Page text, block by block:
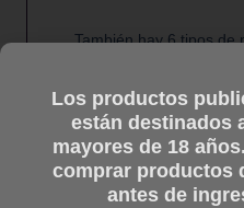
También hay 6 tipos de
Los productos
están destinados
mayores de 18
comprar productos
antes de